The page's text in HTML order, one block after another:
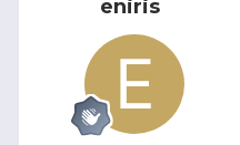
eniris